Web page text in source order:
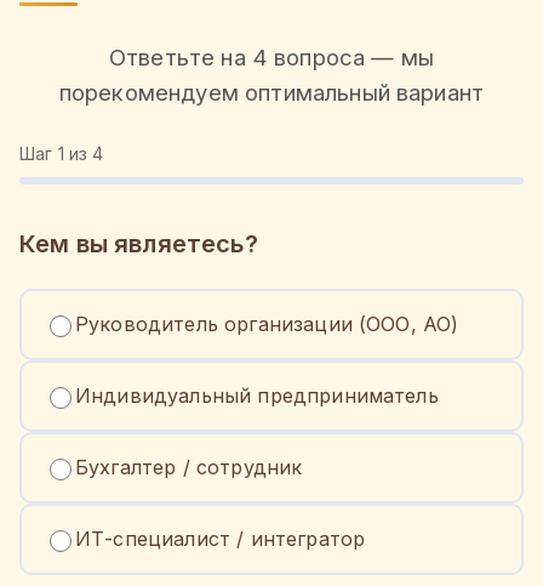
Ответьте на 4 вопроса — мы
порекомендуем оптимальный вариант
Шаг 1 из 4
Кем вы являетесь?
Руководитель организации (ООО, АО)
Индивидуальный предприниматель
Бухгалтер / сотрудник
ИТ-специалист / интегратор